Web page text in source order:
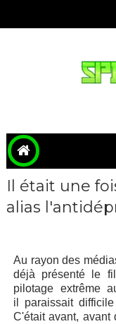
Il était une
alias
Au rayon des
déjà présenté le
pilotage extrême
il paraissaitdifficile
C'était avant, avant